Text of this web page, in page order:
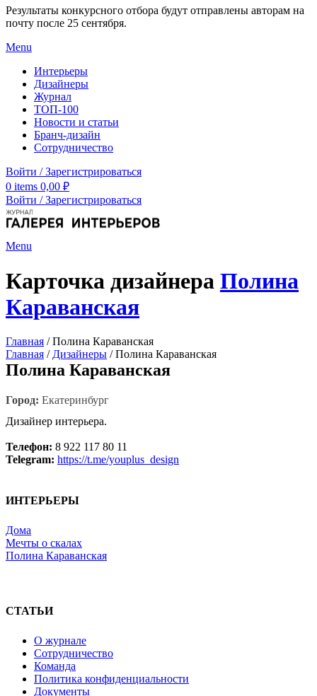
Результаты конкурсного отбора будут отправлены авторам на
почту после 25 сентября.
Menu
Интерьеры
Дизайнеры
Журнал
ТОП-100
Новости и статьи
Бранч-дизайн
Сотрудничество
Войти / Зарегистрироваться
0 items 0,00 ₽
Войти / Зарегистрироваться
Menu
Карточка дизайнера Полина
Караванская
Главная /Полина Караванская
Главная / Дизайнеры /Полина Караванская
Полина Караванская
Город: Екатеринбург
Дизайнер интерьера.
Телефон: 8 922 117 80 11
Telegram: https://t.me/youplus_design
ИНТЕРЬЕРЫ
Дома
Мечты о скалах
Полина Караванская
СТАТЬИ
О журнале
Сотрудничество
Команда
Политика конфиденциальности
Документы